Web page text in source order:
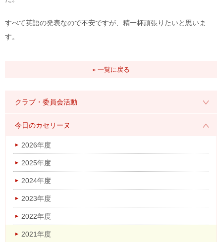
すべて英語の発表なので不安ですが、精一杯頑張りたいと思いま
す。
» 一覧に戻る
クラブ・委員会活動
2026年度
今日のカセリーヌ
2026年度
2025年度
2024年度
2023年度
2022年度
2021年度